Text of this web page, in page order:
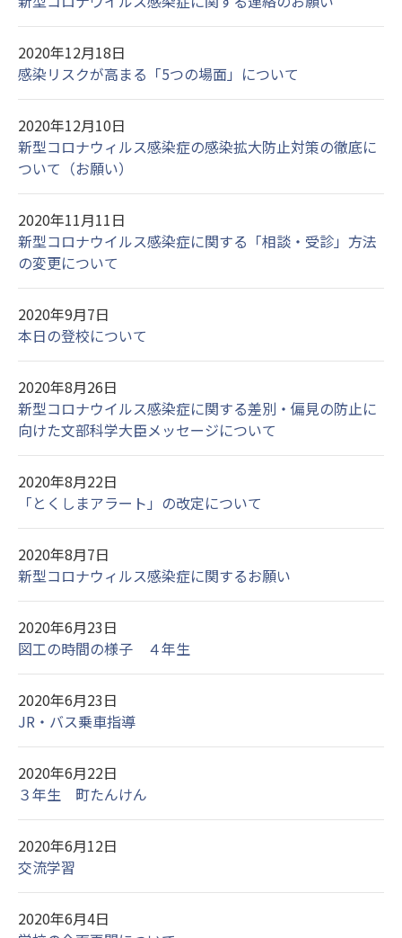
2020年12月18日
感染リスクが高まる「5つの場面」について
2020年12月10日
新型コロナウィルス感染症の感染拡大防止対策の徹底に
ついて（お願い）
2020年11月11日
新型コロナウイルス感染症に関する「相談・受診」方法
の変更について
2020年9月7日
本日の登校について
2020年8月26日
新型コロナウイルス感染症に関する差別・偏見の防止に
向けた文部科学大臣メッセージについて
2020年8月22日
「とくしまアラート」の改定について
2020年8月7日
新型コロナウィルス感染症に関するお願い
2020年6月23日
図工の時間の様子 ４年生
2020年6月23日
JR・バス乗車指導
2020年6月22日
３年生 町たんけん
2020年6月12日
交流学習
2020年6月4日